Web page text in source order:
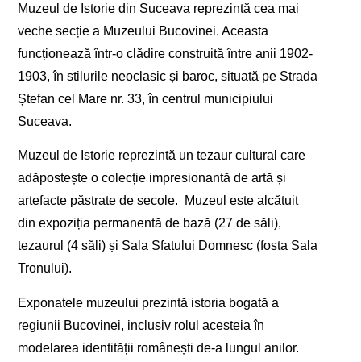
Muzeul de Istorie din Suceava reprezintă cea mai
veche secție a Muzeului Bucovinei. Aceasta
funcționează într-o clădire construită între anii 1902-
1903, în stilurile neoclasic și baroc, situată pe Strada
Ștefan cel Mare nr. 33, în centrul municipiului
Suceava.
Muzeul de Istorie reprezintă un tezaur cultural care
adăpostește o colecție impresionantă de artă și
artefacte păstrate de secole. Muzeul este alcătuit
din expoziția permanentă de bază (27 de săli),
tezaurul (4 săli) și Sala Sfatului Domnesc (fosta Sala
Tronului).
Exponatele muzeului prezintă istoria bogată a
regiunii Bucovinei, inclusiv rolul acesteia în
modelarea identității românești de-a lungul anilor.